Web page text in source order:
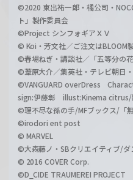
©2020 東出祐一郎・橘公司・
ト」製作委員会
©Project シンフォギアＸＶ
© Koi・芳文社／ご注文はBLOOM
©春場ねぎ・講談社／「五等分の
©葦原大介／集英社・テレビ朝日
©VANGUARD overDress
sign:伊藤彰 illust:Kinema citrus/
©理不尽な孫の手/MFブックス/「
©irodori ent post
© MARVEL
©大森藤ノ・SBクリエイティブ/ダ
© 2016 COVER Corp.
©D_CIDE TRAUMEREI PROJECT